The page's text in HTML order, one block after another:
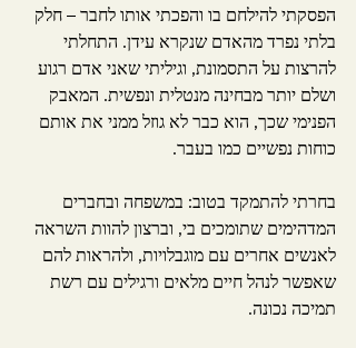
הפסקתי להילחם בו והפכתי אותו לחבר – חלק
בלתי נפרד מהאדם שנקרא עידן. התחלתי
להרצות על התסמונת, וגיליתי שאני אדם רגוע
ושלם יותר מבחינה מנטלית ונפשית. המאבק
הפנימי שכך, הוא כבר לא גוזל ממני את אותם
כוחות נפשיים כמו בעבר.
בחרתי להתמקד בטוב: במשפחה ובחברים
המדהימים שתומכים בי, וברצון להוות השראה
לאנשים אחרים עם מוגבלויות, ולהראות להם
שאפשר לנהל חיים מלאים ורגילים עם רשת
תמיכה נכונה.